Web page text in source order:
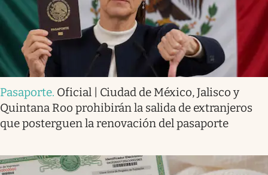
Pasaporte. Oficial | Ciudad de México, Jalisco y
Quintana Roo prohibirán la salida de extranjeros
que posterguen la renovación del pasaporte